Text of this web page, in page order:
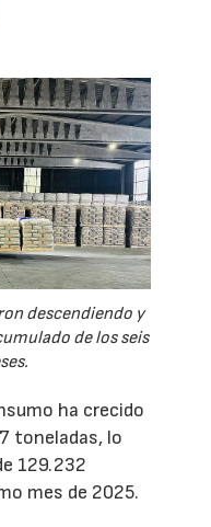
descendiendo y
de los seis
ha crecido
toneladas, lo
129.232
mes de 2025.